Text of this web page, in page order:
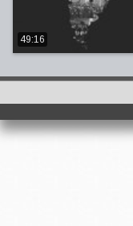
49:16